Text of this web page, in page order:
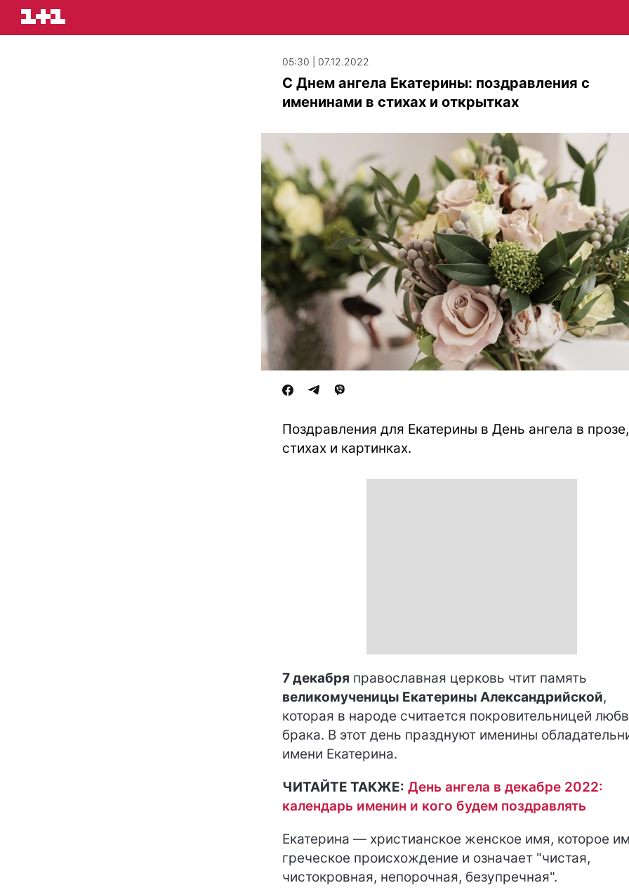
05:30 | 07.12.2022
С Днем ангела Екатерины: поздравления с
именинами в стихах и открытках
Поздравления для Екатерины в День ангела в прозе,
стихах и картинках.
7 декабря православная церковь чтит память
великомученицы Екатерины Александрийской,
которая в народе считается покровительницей
брака. В этот день празднуют именины
имени Екатерина.
ЧИТАЙТЕ ТАКЖЕ: День ангела в декабре 2022:
календарь именин и кого будем поздравлять
Екатерина — христианское женское имя, которое
греческое происхождение и означает "чистая,
чистокровная, непорочная, безупречная".